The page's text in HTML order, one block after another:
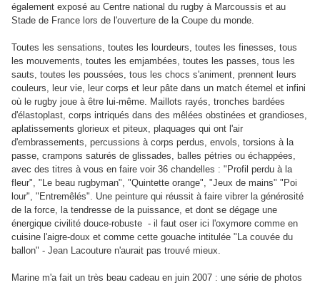
également exposé au Centre national du rugby à Marcoussis et au
Stade de France lors de l'ouverture de la Coupe du monde.
Toutes les sensations, toutes les lourdeurs, toutes les finesses, tous
les mouvements, toutes les emjambées, toutes les passes, tous les
sauts, toutes les poussées, tous les chocs s'animent, prennent leurs
couleurs, leur vie, leur corps et leur pâte dans un match éternel et infini
où le rugby joue à être lui-même. Maillots rayés, tronches bardées
d'élastoplast, corps intriqués dans des mêlées obstinées et grandioses,
aplatissements glorieux et piteux, plaquages qui ont l'air
d'embrassements, percussions à corps perdus, envols, torsions à la
passe, crampons saturés de glissades, balles pétries ou échappées,
avec des titres à vous en faire voir 36 chandelles : "Profil perdu à la
fleur", "Le beau rugbyman", "Quintette orange", "Jeux de mains" "Poi
lour", "Entremêlés". Une peinture qui réussit à faire vibrer la générosité
de la force, la tendresse de la puissance, et dont se dégage une
énergique civilité douce-robuste - il faut oser ici l'oxymore comme en
cuisine l'aigre-doux et comme cette gouache intitulée "La couvée du
ballon" - Jean Lacouture n'aurait pas trouvé mieux.
Marine m'a fait un très beau cadeau en juin 2007 : une série de photos